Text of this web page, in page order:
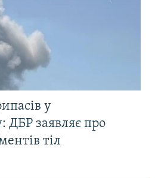
у
заявляє про
тіл